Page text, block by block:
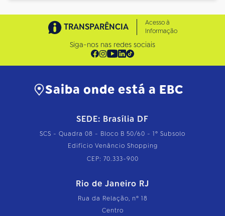
TRANSPARÊNCIA
Acesso à
Informação
Siga-nos nas redes sociais
Saiba onde está a EBC
SEDE: Brasília DF
SCS - Quadra 08 - Bloco B 50/60 - 1º Subsolo
Edifício Venâncio Shopping
CEP: 70.333-900
Rio de Janeiro RJ
Rua da Relação, nº 18
Centro